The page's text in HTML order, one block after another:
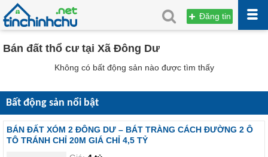
Đăng tin
Bán đất thổ cư tại Xã Đông Dư
Không có bất động sản nào được tìm thấy
Bất động sản nổi bật
BÁN ĐẤT XÓM 2 ĐÔNG DƯ – BÁT TRÀNG CÁCH ĐƯỜNG 2 Ô
TÔ TRÁNH CHỈ 20M GIÁ CHỈ 4,5 TỶ